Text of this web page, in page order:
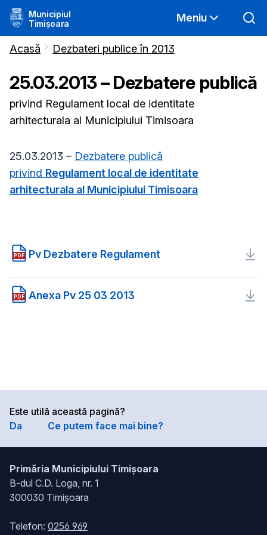
Municipiul
Timișoara
Meniu
Acasă Dezbateri publice în 2013
25.03.2013 – Dezbatere publică
privind Regulament local de identitate
arhitecturala al Municipiului Timisoara
25.03.2013 – Dezbatere publică
privind Regulament local de identitate
arhitecturala al Municipiului Timisoara
PDF Pv Dezbatere Regulament
PDF Anexa Pv 25 03 2013
Este utilă această pagină?
Da
Ce putem face mai bine?
Primăria Municipiului Timișoara
B-dul C.D. Loga, nr. 1
300030 Timișoara
Telefon: 0256 969